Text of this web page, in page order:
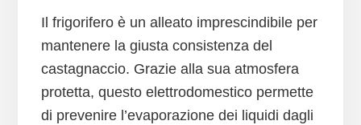
Il frigorifero è un alleato imprescindibile per
mantenere la giusta consistenza del
castagnaccio. Grazie alla sua atmosfera
protetta, questo elettrodomestico permette
di prevenire l’evaporazione dei liquidi dagli